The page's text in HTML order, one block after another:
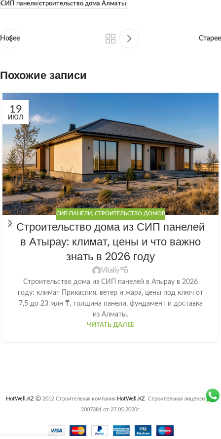
СИП панели строительство дома Алматы
Новее Старее
Похожие записи
19
ИЮЛ
СИП ПАНЕЛИ, СТРОИТЕЛЬСТВО ДОМОВ
Строительство дома из СИП панелей
в Атырау: климат, цены и что важно
знать в 2026 году
Vitaliy
Строительство дома из СИП панелей в Атырау в 2026
году: климат Прикаспия, ветер и жара, цены под ключ от
7,5 до 23 млн ₸, толщина панели, фундамент и доставка
из Алматы.
ЧИТАТЬ ДАЛЕЕ
HotWell.KZ 2012 Строительная компания HotWell.KZ. Строительная лицензия №
2007381 от 27.05.2020г.